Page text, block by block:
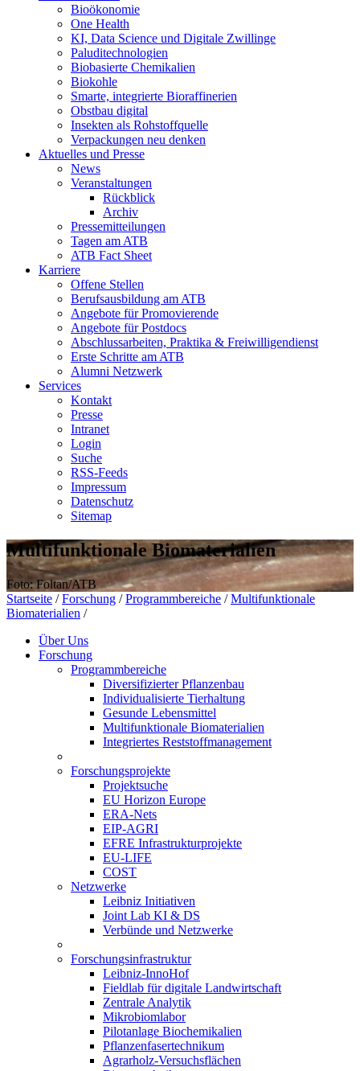
Bioökonomie
One Health
KI, Data Science und Digitale Zwillinge
Paluditechnologien
Biobasierte Chemikalien
Biokohle
Smarte, integrierte Bioraffinerien
Obstbau digital
Insekten als Rohstoffquelle
Verpackungen neu denken
Aktuelles und Presse
News
Veranstaltungen
Rückblick
Archiv
Pressemitteilungen
Tagen am ATB
ATB Fact Sheet
Karriere
Offene Stellen
Berufsausbildung am ATB
Angebote für Promovierende
Angebote für Postdocs
Abschlussarbeiten, Praktika & Freiwilligendienst
Erste Schritte am ATB
Alumni Netzwerk
Services
Kontakt
Presse
Intranet
Login
Suche
RSS-Feeds
Impressum
Datenschutz
Sitemap
Multifunktionale Biomaterialien
Foto: Foltan/ATB
Startseite / Forschung / Programmbereiche / Multifunktionale
Biomaterialien /
Über Uns
Forschung
Programmbereiche
Diversifizierter Pflanzenbau
Individualisierte Tierhaltung
Gesunde Lebensmittel
Multifunktionale Biomaterialien
Integriertes Reststoffmanagement
Forschungsprojekte
Projektsuche
EU Horizon Europe
ERA-Nets
EIP-AGRI
EFRE Infrastrukturprojekte
EU-LIFE
COST
Netzwerke
Leibniz Initiativen
Joint Lab KI & DS
Verbünde und Netzwerke
Forschungsinfrastruktur
Leibniz-InnoHof
Fieldlab für digitale Landwirtschaft
Zentrale Analytik
Mikrobiomlabor
Pilotanlage Biochemikalien
Pflanzenfasertechnikum
Agrarholz-Versuchsflächen